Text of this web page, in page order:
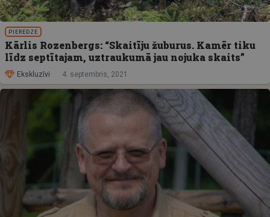
PIEREDZE
Kārlis Rozenbergs: “Skaitīju žuburus. Kamēr tiku
līdz septītajam, uztraukumā jau nojuka skaits”
Ekskluzīvi 4. septembris, 2021